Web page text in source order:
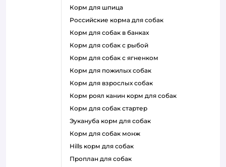
корм для шпица
российские корма для собак
корм для собак в банках
корм для собак с рыбой
корм для собак с ягненком
корм для пожилых собак
корм для взрослых собак
корм роял канин корм для собак
корм для собак стартер
эукануба корм для собак
корм для собак монж
hills корм для собак
проплан для собак